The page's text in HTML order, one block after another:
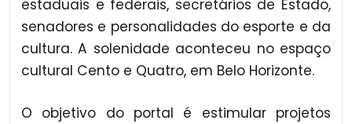
estaduais e federais, secretários de Estado,
senadores e personalidades do esporte e da
cultura. A solenidade aconteceu no espaço
cultural Cento e Quatro, em Belo Horizonte.
O objetivo do portal é estimular projetos